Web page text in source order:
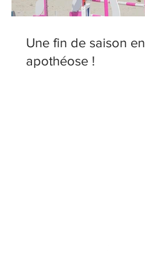
Une fin de saison en
apothéose !